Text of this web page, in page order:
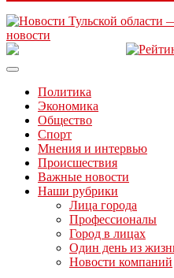
Читайте последние новости
Политика
Экономика
Общество
Спорт
Мнения и интервью
Происшествия
Важные новости
Наши рубрики
Лица города
Профессионалы
Город в лицах
Один день из
Новости компаний